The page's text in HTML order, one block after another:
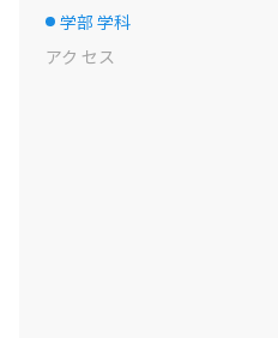
選択中のドット
学部 学科
アク セス